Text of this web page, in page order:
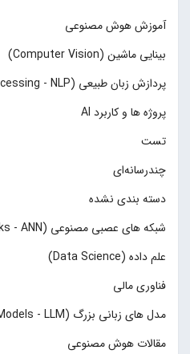
آموزش هوش مصنوعی
بینایی ماشین (Computer Vision)
پردازش زبان طبیعی (Natural Language Processing - NLP)
پروژه ها و کاربرد AI
تست
چند‌‌رسانه‌ای
دسته بندی نشده
شبکه های عصبی مصنوعی (Artificial Neural Networks - ANN)
علم داده (Data Science)
فناوری مالی
مدل های زبانی بزرگ (Large Language Models - LLM)
مقالات هوش مصنوعی